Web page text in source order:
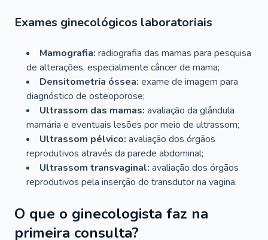
Exames ginecológicos laboratoriais
Mamografia: radiografia das mamas para pesquisa
de alterações, especialmente câncer de mama;
Densitometria óssea: exame de imagem para
diagnóstico de osteoporose;
Ultrassom das mamas: avaliação da glândula
mamária e eventuais lesões por meio de ultrassom;
Ultrassom pélvico: avaliação dos órgãos
reprodutivos através da parede abdominal;
Ultrassom transvaginal: avaliação dos órgãos
reprodutivos pela inserção do transdutor na vagina.
O que o ginecologista faz na
primeira consulta?